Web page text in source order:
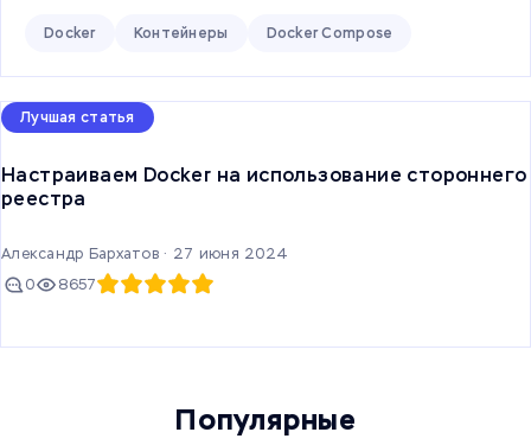
Docker Контейнеры Docker Compose
Лучшая статья
Настраиваем Docker на использование стороннего
реестра
Александр Бархатов · 27 июня 2024
0
8657
Популярные